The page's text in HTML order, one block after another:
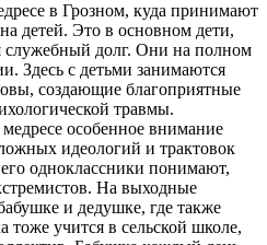
в Грозном, куда принимают
детей. Это в основном дети,
служебный долг. Они на полном
Здесь с детьми занимаются
создающие благоприятные
травмы.
особенное внимание
идеологий и трактовок
одноклассники понимают,
На выходные
и дедушке, где также
тоже учится в сельской школе,